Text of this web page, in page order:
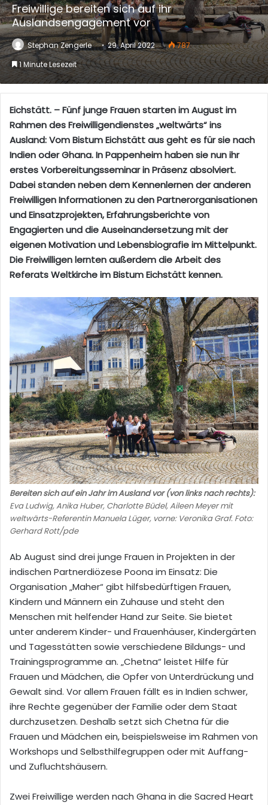
Freiwillige bereiten sich auf ihr
Auslandsengagement vor
Stephan Zengerle 29. April 2022
787
1 Minute Lesezeit
Eichstätt. – Fünf junge Frauen starten im August im
Rahmen des Freiwilligendienstes „weltwärts“ ins
Ausland: Vom Bistum Eichstätt aus geht es für sie nach
Indien oder Ghana. In Pappenheim haben sie nun ihr
erstes Vorbereitungsseminar in Präsenz absolviert.
Dabei standen neben dem Kennenlernen der anderen
Freiwilligen Informationen zu den Partnerorganisationen
und Einsatzprojekten, Erfahrungsberichte von
Engagierten und die Auseinandersetzung mit der
eigenen Motivation und Lebensbiografie im Mittelpunkt.
Die Freiwilligen lernten außerdem die Arbeit des
Referats Weltkirche im Bistum Eichstätt kennen.
Bereiten sich auf ein Jahr im Ausland vor (von links nach rechts):
Eva Ludwig, Anika Huber, Charlotte Büdel, Aileen Meyer mit
weltwärts-Referentin Manuela Lüger, vorne: Veronika Graf. Foto:
Gerhard Rott/pde
Ab August sind drei junge Frauen in Projekten in der
indischen Partnerdiözese Poona im Einsatz: Die
Organisation „Maher“ gibt hilfsbedürftigen Frauen,
Kindern und Männern ein Zuhause und steht den
Menschen mit helfender Hand zur Seite. Sie bietet
unter anderem Kinder- und Frauenhäuser, Kindergärten
und Tagesstätten sowie verschiedene Bildungs- und
Trainingsprogramme an. „Chetna“ leistet Hilfe für
Frauen und Mädchen, die Opfer von Unterdrückung und
Gewalt sind. Vor allem Frauen fällt es in Indien schwer,
ihre Rechte gegenüber der Familie oder dem Staat
durchzusetzen. Deshalb setzt sich Chetna für die
Frauen und Mädchen ein, beispielsweise im Rahmen von
Workshops und Selbsthilfegruppen oder mit Auffang-
und Zufluchtshäusern.
Zwei Freiwillige werden nach Ghana in die Sacred Heart